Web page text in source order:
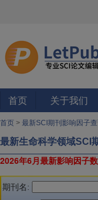
首页 关于我们
首页 > 最新SCI期刊影响因子
最新生命科学领域SCI
2026年6月最新影响因子
期刊名: